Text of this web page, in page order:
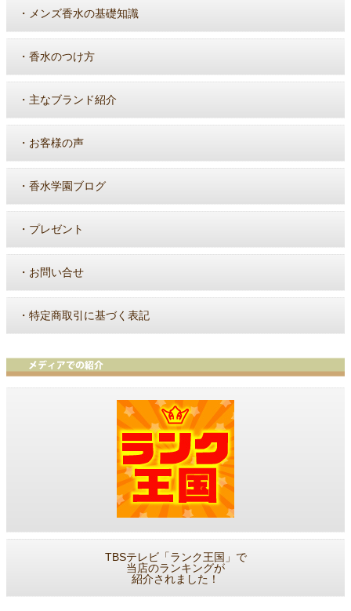
・ メンズ香水の基礎知識
・ 香水のつけ方
・ 主なブランド紹介
・ お客様の声
・ 香水学園ブログ
・ プレゼント
・ お問い合せ
・ 特定商取引に基づく表記
TBSテレビ「ランク王国」で
当店のランキングが
紹介されました！